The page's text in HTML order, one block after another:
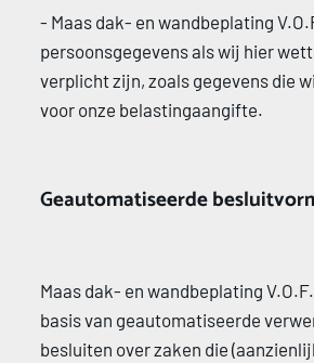
- Maas dak- en wandbeplating
persoonsgegevens als wij hier
verplicht zijn, zoals gegevens die
voor onze belastingaangifte.
Geautomatiseerde
Maas dak- en wandbeplating
basis van geautomatiseerde
besluiten over zaken die